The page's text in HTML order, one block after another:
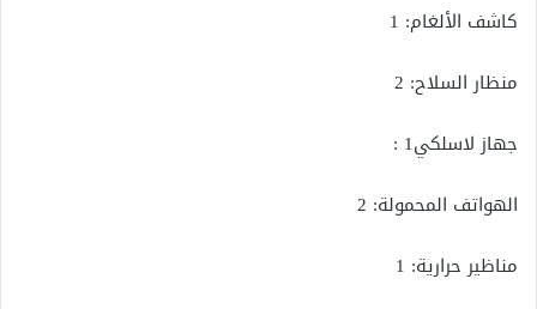
كاشف الألغام: 1
منظار السلاح: 2
جهاز لاسلكي1 :
الهواتف المحمولة: 2
مناظير حرارية: 1